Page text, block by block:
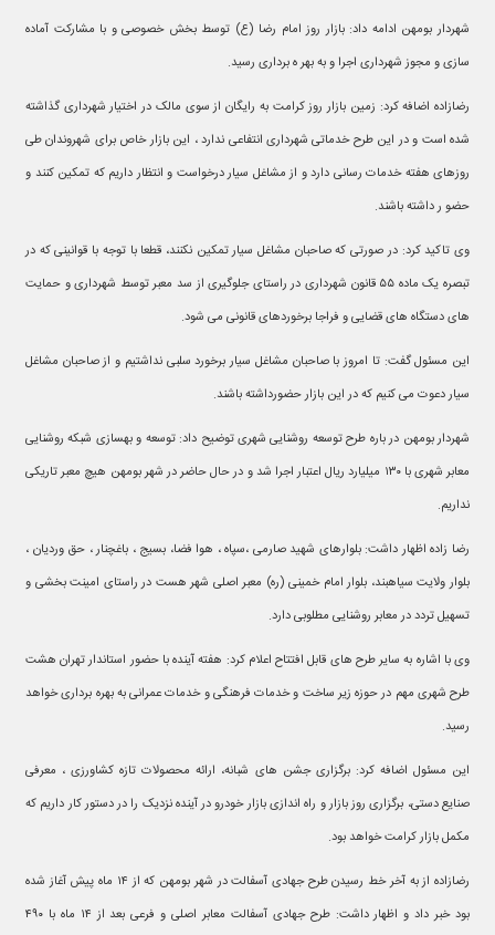
شهردار بومهن ادامه داد: بازار روز امام رضا (ع) توسط بخش خصوصی و با مشارکت آماده
سازی و مجوز شهرداری اجرا و به بهر ه برداری رسید.
رضازاده اضافه کرد: زمین بازار روز کرامت به رایگان از سوی مالک در اختیار شهرداری گذاشته
شده است و در این طرح خدماتی شهرداری انتفاعی ندارد ، این بازار خاص برای شهروندان طی
روزهای هفته خدمات رسانی دارد و از مشاغل سیار درخواست و انتظار داریم که تمکین کنند و
حضو ر داشته باشند.
وی تاکید کرد: در صورتی که صاحبان مشاغل سیار تمکین نکنند، قطعا با توجه با قوانینی که در
تبصره یک ماده ۵۵ قانون شهرداری در راستای جلوگیری از سد معبر توسط شهرداری و حمایت
های دستگاه های قضایی و فراجا برخوردهای قانونی می شود.
این مسئول گفت: تا امروز با صاحبان مشاغل سیار برخورد سلبی نداشتیم و از صاحبان مشاغل
سیار دعوت می کنیم که در این بازار حضورداشته باشند.
شهردار بومهن در باره طرح توسعه روشنایی شهری توضیح داد: توسعه و بهسازی شبکه روشنایی
معابر شهری با ۱۳۰ میلیارد ریال اعتبار اجرا شد و در حال حاضر در شهر بومهن هیچ معبر تاریکی
نداریم.
رضا زاده اظهار داشت: بلوارهای شهید صارمی ،سپاه ، هوا فضا، بسیج ، باغچنار ، حق وردیان ،
بلوار ولایت سیاهبند، بلوار امام خمینی (ره) معبر اصلی شهر هست در راستای امینت بخشی و
تسهیل تردد در معابر روشنایی مطلوبی دارد.
وی با اشاره به سایر طرح های قابل افتتاح اعلام کرد: هفته آینده با حضور استاندار تهران هشت
طرح شهری مهم در حوزه زیر ساخت و خدمات فرهنگی و خدمات عمرانی به بهره برداری خواهد
رسید.
این مسئول اضافه کرد: برگزاری جشن های شبانه، ارائه محصولات تازه کشاورزی ، معرفی
صنایع دستی، برگزاری روز بازار و راه اندازی بازار خودرو در آینده نزدیک را در دستور کار داریم که
مکمل بازار کرامت خواهد بود.
رضازاده از به آخر خط رسیدن طرح جهادی آسفالت در شهر بومهن که از ۱۴ ماه پیش آغاز شده
بود خبر داد و اظهار داشت: طرح جهادی آسفالت معابر اصلی و فرعی بعد از ۱۴ ماه با ۴۹۰